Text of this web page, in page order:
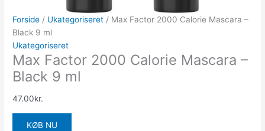
Forside / Ukategoriseret / Max Factor 2000 Calorie Mascara –
Black 9 ml
Ukategoriseret
Max Factor 2000 Calorie Mascara –
Black 9 ml
47.00kr.
KØB NU